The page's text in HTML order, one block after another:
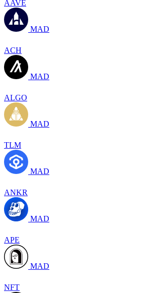
AAVE
MAD
ACH
MAD
ALGO
MAD
TLM
MAD
ANKR
MAD
APE
MAD
NFT